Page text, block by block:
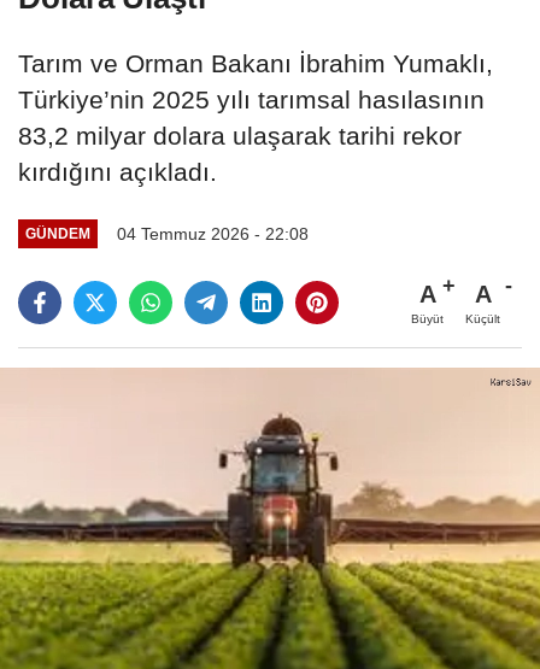
Tarım ve Orman Bakanı İbrahim Yumaklı,
Türkiye’nin 2025 yılı tarımsal hasılasının
83,2 milyar dolara ulaşarak tarihi rekor
kırdığını açıkladı.
GÜNDEM 04 Temmuz 2026 - 22:08
A
Büyüt
A
Küçült